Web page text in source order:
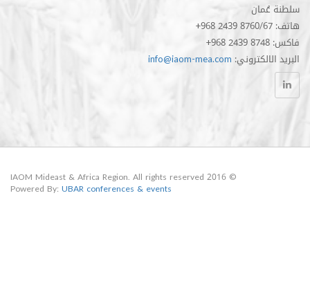
info@iaom-mea.com
Powered By:UBAR conferences & events